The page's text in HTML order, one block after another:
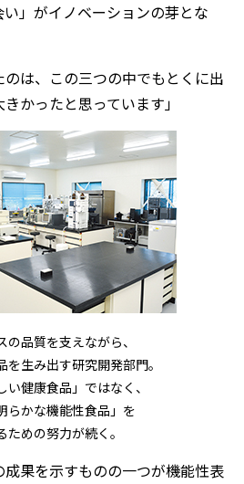
い」がイノベーションの芽とな
のは、この三つの中でもとくに出
かったと思っています」
の品質を支えながら、
を生み出す研究開発部門。
い健康食品」ではなく、
らかな機能性食品」を
ための努力が続く。
果を示すものの一つが機能性表